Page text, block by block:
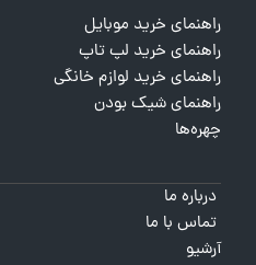
راهنمای خرید موبایل
راهنمای خرید لپ تاپ
راهنمای خرید لوازم خانگی
راهنمای شیک بودن
چهره‌ها
درباره ما
تماس با ما
آرشیو